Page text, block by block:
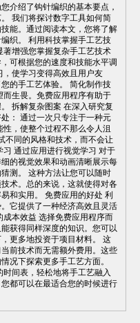
介绍了钩针编织的基本要点，
我们将探讨数字工具如何简
能。通过阅读本文，您将了解
织。 利用科技掌握手工艺技
增强您掌握复杂手工艺技术
可根据您的速度和技能水平调
使学习变得高效且用户友
的手工艺体验。 简化制作技
生畏。免费应用程序有助于
拆解复杂图案 在深入研究复
： 通过一次只专注于一种元
，使整个过程不那么令人沮
不同的风格和技术，而不会让
通过应用进行视觉学习 对于
的视觉效果和动画清晰展示每
测。 这种方法让您可以随时
术。总的来说，这就使得对各
和实用。 免费应用的好处 利
它提供了一种经济高效且灵活
本效益 选择免费应用程序而
获得同样深度的知识。您可以
更多地投资于项目材料。 这
前技术而无需额外费用。这些
况下探索更多手工艺方面。
间表，轻松地将手工艺融入
都可以在最适合您的时候进行